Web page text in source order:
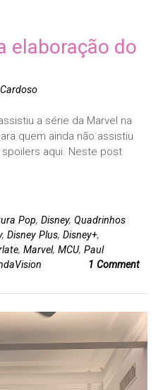
elaboração do
a série da Marvel na
quem ainda não assistiu
aqui. Neste post
Pop, Disney, Quadrinhos
, Disney Plus, Disney+,
, Marvel, MCU, Paul
1 Comment